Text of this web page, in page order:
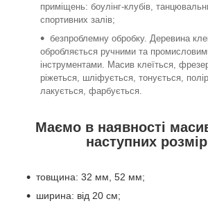
приміщень: боулінг-клубів,
спортивних залів;
безпроблемну обробку. Деревина
обробляється ручними та
інструментами. Масив клеїться,
ріжеться, шліфується, тонується,
лакується, фарбується.
Маємо в наявності
наступних
товщина: 32 мм, 52 мм;
ширина: від 20 см;